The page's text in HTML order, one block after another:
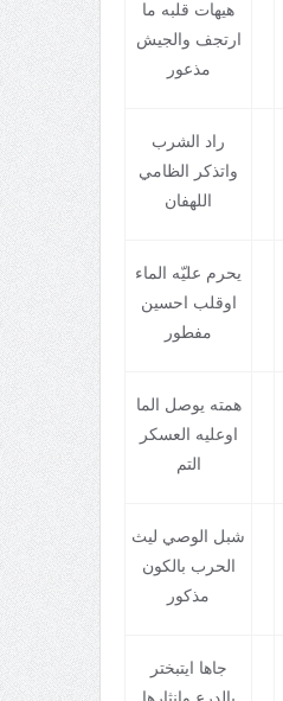
هيهات قلبه ما
ارتجف والجيش
مذعور
راد الشرب
واتذکر الظامي
اللهفان
يحرم عليّه الماء
اوقلب احسين
مفطور
همته يوصل الما
اوعليه العسکر
التم
شبل الوصي ليث
الحرب بالکون
مذکور
جاها ايتبختر